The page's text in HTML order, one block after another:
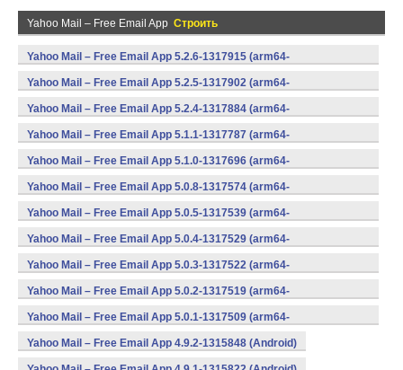
Yahoo Mail – Free Email App Строить
Yahoo Mail – Free Email App 5.2.6-1317915 (arm64-
v8a,armeabi,armeabi-v7a,mips,x86,x86_64) (Android)
Yahoo Mail – Free Email App 5.2.5-1317902 (arm64-
v8a,armeabi,armeabi-v7a,mips,x86,x86_64) (Android)
Yahoo Mail – Free Email App 5.2.4-1317884 (arm64-
v8a,armeabi,armeabi-v7a,mips,x86,x86_64) (Android)
Yahoo Mail – Free Email App 5.1.1-1317787 (arm64-
v8a,armeabi,armeabi-v7a,mips,x86) (Android)
Yahoo Mail – Free Email App 5.1.0-1317696 (arm64-
v8a,armeabi,armeabi-v7a,mips,x86) (Android)
Yahoo Mail – Free Email App 5.0.8-1317574 (arm64-
v8a,armeabi,armeabi-v7a,mips,x86) (Android)
Yahoo Mail – Free Email App 5.0.5-1317539 (arm64-
v8a,armeabi,armeabi-v7a,mips,x86) (Android)
Yahoo Mail – Free Email App 5.0.4-1317529 (arm64-
v8a,armeabi,armeabi-v7a,mips,x86) (Android)
Yahoo Mail – Free Email App 5.0.3-1317522 (arm64-
v8a,armeabi,armeabi-v7a,mips,x86) (Android)
Yahoo Mail – Free Email App 5.0.2-1317519 (arm64-
v8a,armeabi,armeabi-v7a,mips,x86) (Android)
Yahoo Mail – Free Email App 5.0.1-1317509 (arm64-
v8a,armeabi,armeabi-v7a,mips,x86) (Android)
Yahoo Mail – Free Email App 4.9.2-1315848 (Android)